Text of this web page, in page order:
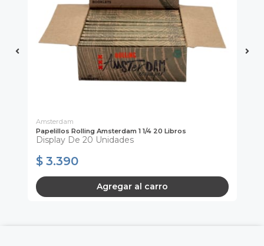
Amsterdam
Papelillos Rolling Amsterdam 1 1/4 20 Libros
Display De 20 Unidades
$ 3.390
Agregar al carro